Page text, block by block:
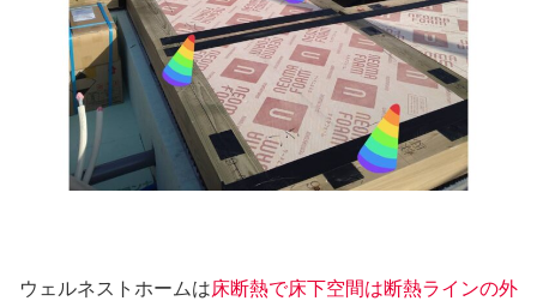
ウェルネストホームは床断熱で床下空間は断熱ラインの外